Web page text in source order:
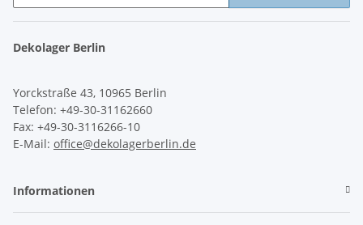
Dekolager Berlin
Yorckstraße 43, 10965 Berlin
Telefon: +49-30-31162660
Fax: +49-30-3116266-10
E-Mail: office@dekolagerberlin.de
Informationen